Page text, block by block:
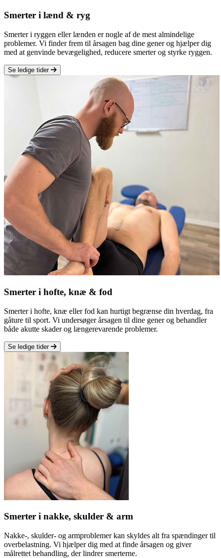
Smerter i lænd & ryg
Smerter i ryggen eller lænden er nogle af de mest almindelige
problemer. Vi finder frem til årsagen bag dine gener og hjælper dig
med at genvinde bevægelighed, reducere smerter og styrke ryggen.
Se ledige tider
Smerter i hofte, knæ & fod
Smerter i hofte, knæ eller fod kan hurtigt begrænse din hverdag, fra
gåture til sport. Vi undersøger årsagen til dine gener og behandler
både akutte skader og længerevarende problemer.
Se ledige tider
Smerter i nakke, skulder & arm
Nakke-, skulder- og armproblemer kan skyldes alt fra spændinger til
overbelastning. Vi hjælper dig med at finde årsagen og giver
målrettet behandling, der lindrer smerterne.